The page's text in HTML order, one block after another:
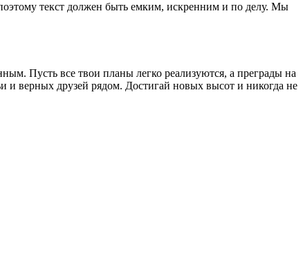
текст должен быть емким, искренним и по делу. Мы
Пусть все твои планы легко реализуются, а преграды на
и верных друзей рядом. Достигай новых высот и никогда не